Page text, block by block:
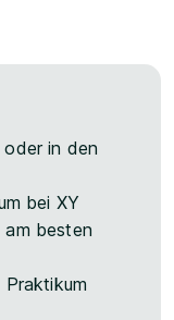
oder in den
bei XY
besten
Praktikum